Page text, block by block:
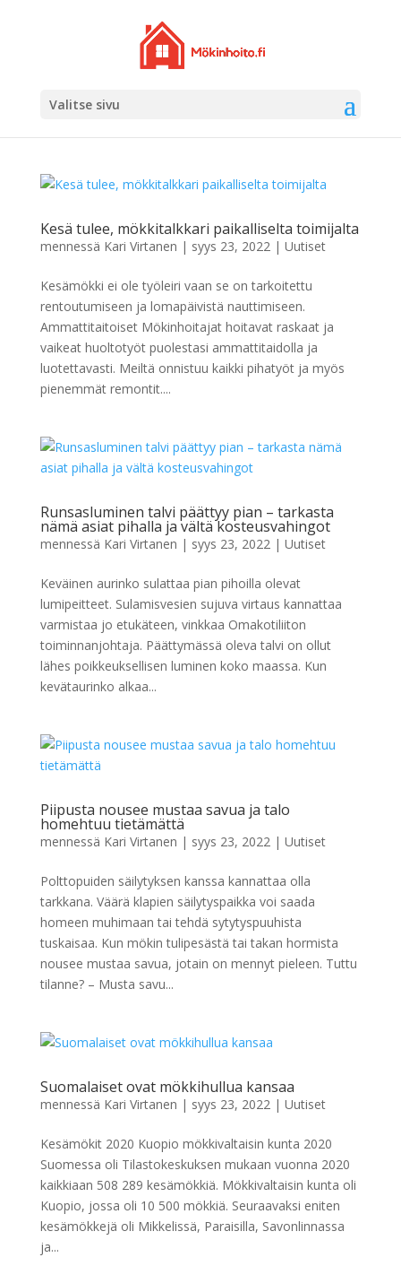
Valitse sivu
Kesä tulee, mökkitalkkari paikalliselta toimijalta
mennessä Kari Virtanen | syys 23, 2022| Uutiset
Kesämökki ei ole työleiri vaan se on tarkoitettu
rentoutumiseen ja lomapäivistä nauttimiseen.
Ammattitaitoiset Mökinhoitajat hoitavat raskaat ja
vaikeat huoltotyöt puolestasi ammattitaidolla ja
luotettavasti. Meiltä onnistuu kaikki pihatyöt ja myös
pienemmät remontit....
Runsasluminen talvi päättyy pian – tarkasta
nämä asiat pihalla ja vältä kosteusvahingot
mennessä Kari Virtanen | syys 23, 2022| Uutiset
Keväinen aurinko sulattaa pian pihoilla olevat
lumipeitteet. Sulamisvesien sujuva virtaus kannattaa
varmistaa jo etukäteen, vinkkaa Omakotiliiton
toiminnanjohtaja. Päättymässä oleva talvi on ollut
lähes poikkeuksellisen luminen koko maassa. Kun
kevätaurinko alkaa...
Piipusta nousee mustaa savua ja talo
homehtuu tietämättä
mennessä Kari Virtanen | syys 23, 2022| Uutiset
Polttopuiden säilytyksen kanssa kannattaa olla
tarkkana. Väärä klapien säilytyspaikka voi saada
homeen muhimaan tai tehdä sytytyspuuhista
tuskaisaa. Kun mökin tulipesästä tai takan hormista
nousee mustaa savua, jotain on mennyt pieleen. Tuttu
tilanne? – Musta savu...
Suomalaiset ovat mökkihullua kansaa
mennessä Kari Virtanen | syys 23, 2022| Uutiset
Kesämökit 2020 Kuopio mökkivaltaisin kunta 2020
Suomessa oli Tilastokeskuksen mukaan vuonna 2020
kaikkiaan 508 289 kesämökkiä. Mökkivaltaisin kunta oli
Kuopio, jossa oli 10 500 mökkiä. Seuraavaksi eniten
kesämökkejä oli Mikkelissä, Paraisilla, Savonlinnassa
ja...